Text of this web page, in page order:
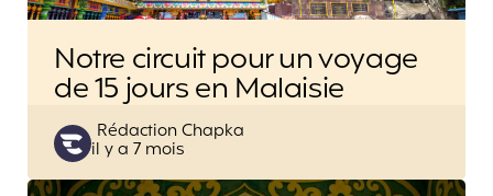
Notre circuit pour un voyage
de 15 jours en Malaisie
Posted
by
Rédaction Chapka
il y a 7 mois